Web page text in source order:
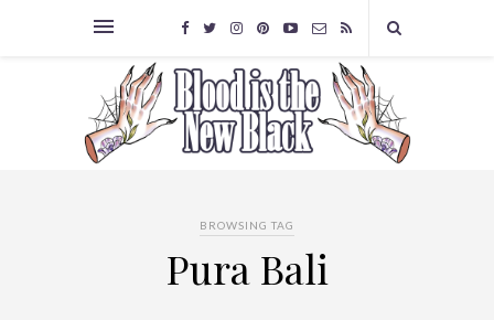
BROWSING TAG
Pura Bali